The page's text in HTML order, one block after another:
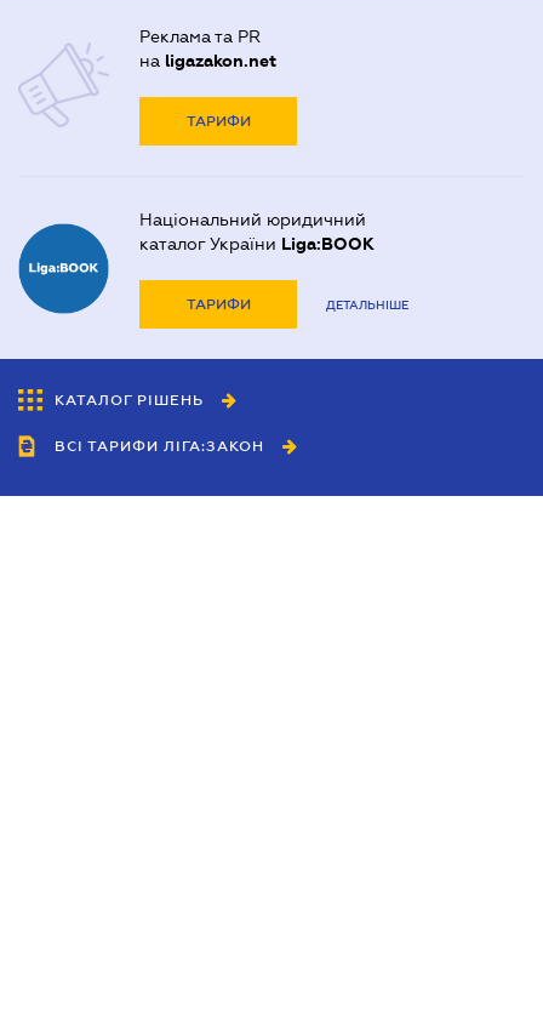
Реклама та PR
на ligazakon.net
ТАРИФИ
Національний юридичний
каталог України Liga:BOOK
ТАРИФИ ДЕТАЛЬНІШЕ
КАТАЛОГ РІШЕНЬ
ВСІ ТАРИФИ ЛІГА:ЗАКОН